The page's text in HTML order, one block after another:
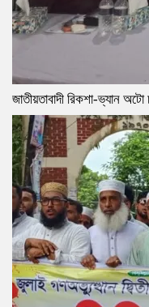
জাতীয়তাবাদী রিকশা-ভ্যান